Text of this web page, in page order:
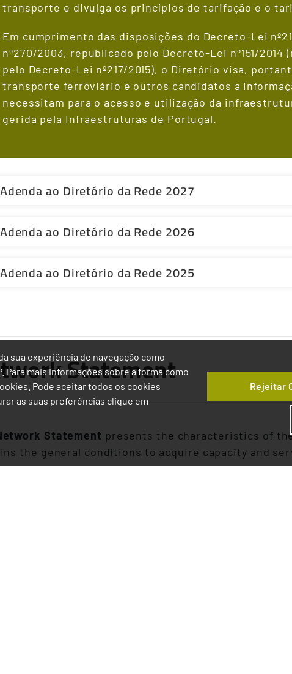
transporte e divulga os princípios de tarifação e o
Em cumprimento das disposições do Decreto-Lei
nº270/2003, republicado pelo Decreto-Lei nº151/
pelo Decreto-Lei nº217/2015), o Diretório visa,
transporte ferroviário e outros candidatos a
necessitam para o acesso e utilização da
gerida pela Infraestruturas de Portugal.
ao Diretório da Rede 2027
ao Diretório da Rede 2026
ao Diretório da Rede 2025
Statement
Statement presents the characteristics of
the general conditions to acquire capacity and
sua experiência de navegação como
mais informações sobre a forma como
Pode aceitar todos os cookies
as suas preferências clique em
Rejeitar